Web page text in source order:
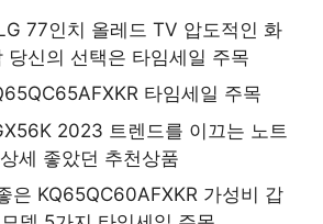
77인치 올레드 TV 압도적인 화
당신의 선택은 타임세일 주목
타임세일 주목
2023 트렌드를 이끄는 노트
세 좋았던 추천상품
은 KQ65QC60AFXKR 가성비 갑